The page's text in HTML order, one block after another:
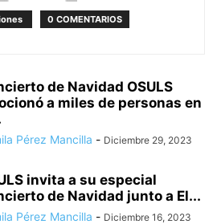
0 COMENTARIOS
de Navidad OSULS
a miles de personas en
Pérez Mancilla - Diciembre 29, 2023
invita a su especial
de Navidad junto a El...
Pérez Mancilla - Diciembre 16, 2023